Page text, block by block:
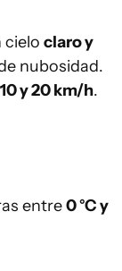
cielo claro y
nubosidad.
y 20 km/h.
entre0 °C y